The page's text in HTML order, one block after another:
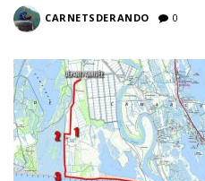
CARNETSDERANDO 0